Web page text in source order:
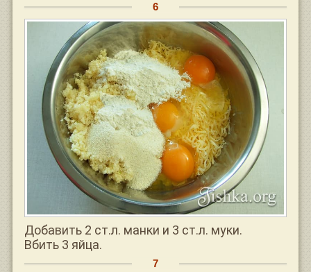
Добавить 2 ст.л. манки и 3 ст.л. муки.
Вбить 3 яйца.